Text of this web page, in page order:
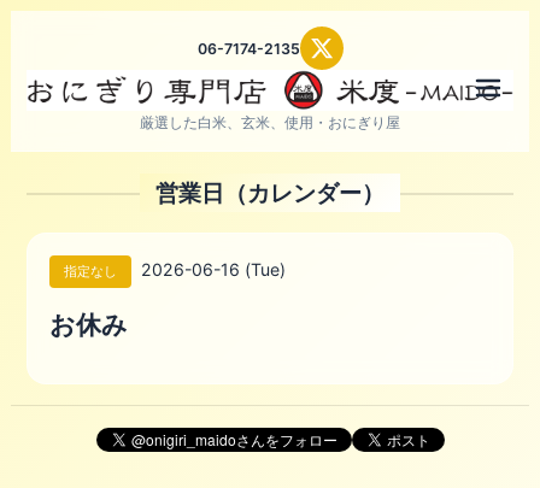
06-7174-2135
厳選した白米、玄米、使用・おにぎり屋
営業日（カレンダー）
指定なし 2026-06-16 (Tue)
お休み